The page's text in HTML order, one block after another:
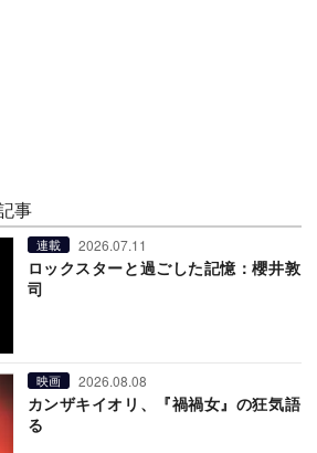
事
連載 2026.07.11
ロックスターと過ごした記憶：櫻井敦
司
映画 2026.08.08
カンザキイオリ、『禍禍女』の狂気語
る